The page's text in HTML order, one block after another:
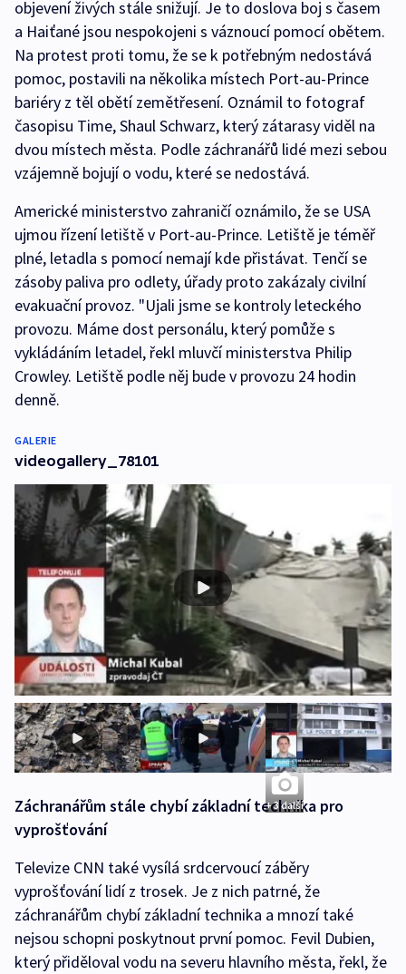
objevení živých stále snižují. Je to doslova boj s časem
a Haiťané jsou nespokojeni s váznoucí pomocí obětem.
Na protest proti tomu, že se k potřebným nedostává
pomoc, postavili na několika místech Port-au-Prince
bariéry z těl obětí zemětřesení. Oznámil to fotograf
časopisu Time, Shaul Schwarz, který zátarasy viděl na
dvou místech města. Podle záchranářů lidé mezi sebou
vzájemně bojují o vodu, které se nedostává.
Americké ministerstvo zahraničí oznámilo, že se USA
ujmou řízení letiště v Port-au-Prince. Letiště je téměř
plné, letadla s pomocí nemají kde přistávat. Tenčí se
zásoby paliva pro odlety, úřady proto zakázaly civilní
evakuační provoz. "Ujali jsme se kontroly leteckého
provozu. Máme dost personálu, který pomůže s
vykládáním letadel, řekl mluvčí ministerstva Philip
Crowley. Letiště podle něj bude v provozu 24 hodin
denně.
GALERIE
videogallery_78101
+ 3 další
Záchranářům stále chybí základní technika pro
vyprošťování
Televize CNN také vysílá srdcervoucí záběry
vyprošťování lidí z trosek. Je z nich patrné, že
záchranářům chybí základní technika a mnozí také
nejsou schopni poskytnout první pomoc. Fevil Dubien,
který přiděloval vodu na severu hlavního města, řekl, že